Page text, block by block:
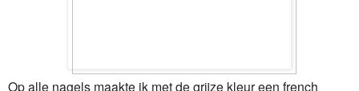
Op alle nagels maakte ik met de grijze kleur een french